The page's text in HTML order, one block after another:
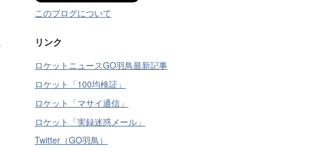
このブログについて
リンク
ロケットニュースGO羽鳥最新記事
ロケット「100均検証」
ロケット「マサイ通信」
ロケット「実録迷惑メール」
Twitter（GO羽鳥）